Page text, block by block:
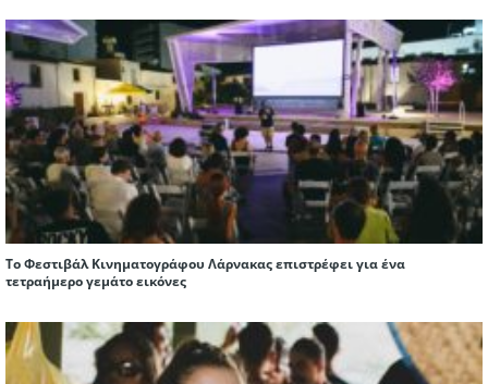
Το Φεστιβάλ Κινηματογράφου Λάρνακας επιστρέφει για ένα
τετραήμερο γεμάτο εικόνες